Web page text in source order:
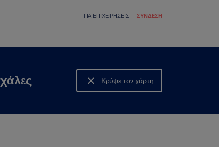
ΓΙΑ ΕΠΙΧΕΙΡΉΣΕΙΣ ΣΎΝΔΕΣΗ
Κρύψε τον χάρτη
Δες τον χάρτη